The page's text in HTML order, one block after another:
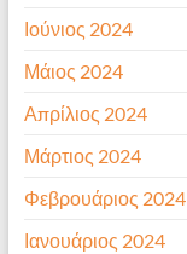
Ιούνιος 2024
Μάιος 2024
Απρίλιος 2024
Μάρτιος 2024
Φεβρουάριος 2024
Ιανουάριος 2024